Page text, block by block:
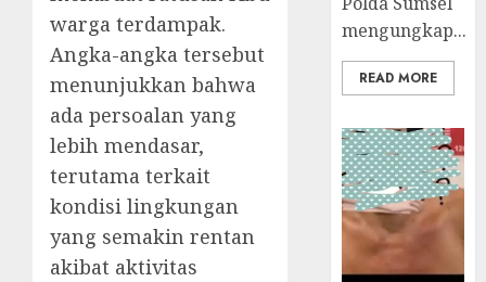
warga terdampak.
Angka-angka tersebut
menunjukkan bahwa
ada persoalan yang
lebih mendasar,
terutama terkait
kondisi lingkungan
yang semakin rentan
akibat aktivitas
mengungkap...
READ MORE